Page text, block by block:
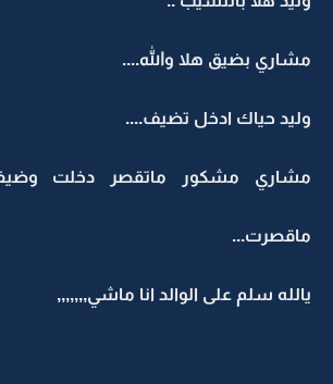
مشاري بضيق هلا والله....
وليد حياك ادخل تضيف....
مشاري مشكور ماتقصر دخلت
ماقصرت...
يالله سلم على الوالد انا ماشي,,,,,,,